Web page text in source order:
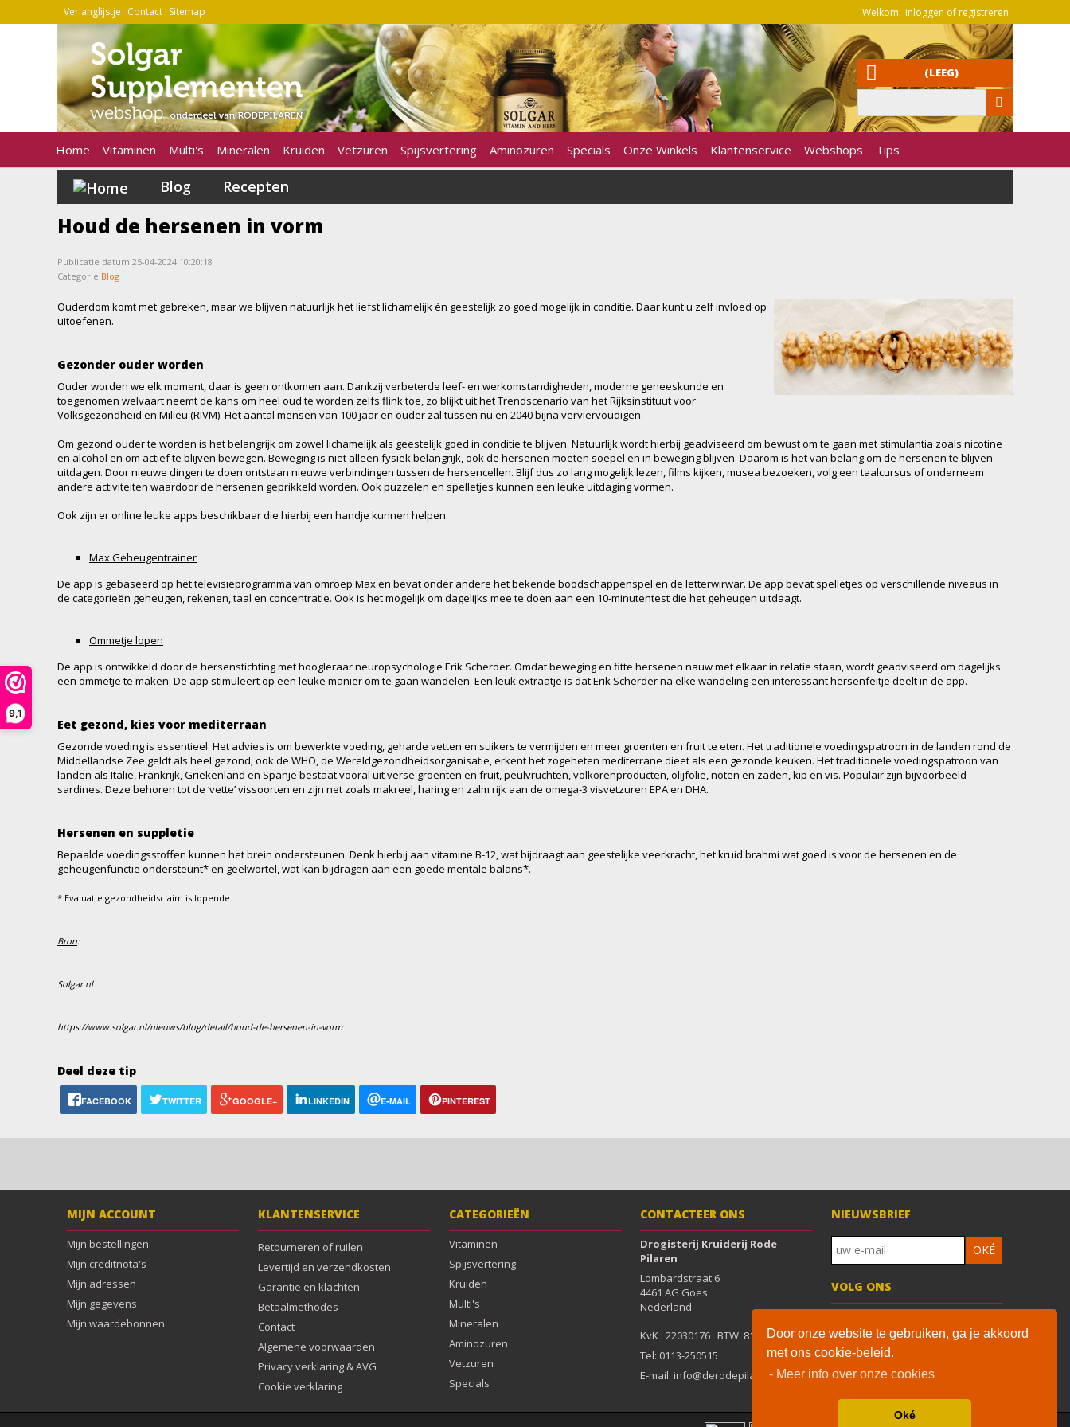
9,1
Door onze website te gebruiken, ga je akkoord
met ons cookie-beleid.
- Meer info over onze cookies
Oké
Verlanglijstje Contact Sitemap Welkom inloggen of registreren
(LEEG)
Home Vitaminen Multi's Mineralen Kruiden Vetzuren Spijsvertering Aminozuren Specials Onze Winkels Klantenservice Webshops Tips
Blog Recepten
Houd de hersenen in vorm
Publicatie datum 25-04-2024 10:20:18
Categorie Blog
Ouderdom komt met gebreken, maar we blijven natuurlijk het liefst lichamelijk én geestelijk zo goed mogelijk in conditie. Daar kunt u zelf invloed op
uitoefenen.
Gezonder ouder worden
Ouder worden we elk moment, daar is geen ontkomen aan. Dankzij verbeterde leef- en werkomstandigheden, moderne geneeskunde en
toegenomen welvaart neemt de kans om heel oud te worden zelfs flink toe, zo blijkt uit het Trendscenario van het Rijksinstituut voor
Volksgezondheid en Milieu (RIVM). Het aantal mensen van 100 jaar en ouder zal tussen nu en 2040 bijna verviervoudigen.
Om gezond ouder te worden is het belangrijk om zowel lichamelijk als geestelijk goed in conditie te blijven. Natuurlijk wordt hierbij geadviseerd om bewust om te gaan met stimulantia zoals nicotine
en alcohol en om actief te blijven bewegen. Beweging is niet alleen fysiek belangrijk, ook de hersenen moeten soepel en in beweging blijven. Daarom is het van belang om de hersenen te blijven
uitdagen. Door nieuwe dingen te doen ontstaan nieuwe verbindingen tussen de hersencellen. Blijf dus zo lang mogelijk lezen, films kijken, musea bezoeken, volg een taalcursus of onderneem
andere activiteiten waardoor de hersenen geprikkeld worden. Ook puzzelen en spelletjes kunnen een leuke uitdaging vormen.
Ook zijn er online leuke apps beschikbaar die hierbij een handje kunnen helpen:
Max Geheugentrainer
De app is gebaseerd op het televisieprogramma van omroep Max en bevat onder andere het bekende boodschappenspel en de letterwirwar. De app bevat spelletjes op verschillende niveaus in
de categorieën geheugen, rekenen, taal en concentratie. Ook is het mogelijk om dagelijks mee te doen aan een 10-minutentest die het geheugen uitdaagt.
Ommetje lopen
De app is ontwikkeld door de hersenstichting met hoogleraar neuropsychologie Erik Scherder. Omdat beweging en fitte hersenen nauw met elkaar in relatie staan, wordt geadviseerd om dagelijks
een ommetje te maken. De app stimuleert op een leuke manier om te gaan wandelen. Een leuk extraatje is dat Erik Scherder na elke wandeling een interessant hersenfeitje deelt in de app.
Eet gezond, kies voor mediterraan
Gezonde voeding is essentieel. Het advies is om bewerkte voeding, geharde vetten en suikers te vermijden en meer groenten en fruit te eten. Het traditionele voedingspatroon in de landen rond de
Middellandse Zee geldt als heel gezond; ook de WHO, de Wereldgezondheidsorganisatie, erkent het zogeheten mediterrane dieet als een gezonde keuken. Het traditionele voedingspatroon van
landen als Italië, Frankrijk, Griekenland en Spanje bestaat vooral uit verse groenten en fruit, peulvruchten, volkorenproducten, olijfolie, noten en zaden, kip en vis. Populair zijn bijvoorbeeld
sardines. Deze behoren tot de ‘vette’ vissoorten en zijn net zoals makreel, haring en zalm rijk aan de omega-3 visvetzuren EPA en DHA.
Hersenen en suppletie
Bepaalde voedingsstoffen kunnen het brein ondersteunen. Denk hierbij aan vitamine B-12, wat bijdraagt aan geestelijke veerkracht, het kruid brahmi wat goed is voor de hersenen en de
geheugenfunctie ondersteunt* en geelwortel, wat kan bijdragen aan een goede mentale balans*.
* Evaluatie gezondheidsclaim is lopende.
Bron:
Solgar.nl
https://www.solgar.nl/nieuws/blog/detail/houd-de-hersenen-in-vorm
Deel deze tip
FACEBOOK TWITTER GOOGLE+ LINKEDIN E-MAIL PINTEREST
MIJN ACCOUNT
Mijn bestellingen
Mijn creditnota's
Mijn adressen
Mijn gegevens
Mijn waardebonnen
KLANTENSERVICE
Retourneren of ruilen
Levertijd en verzendkosten
Garantie en klachten
Betaalmethodes
Contact
Algemene voorwaarden
Privacy verklaring & AVG
Cookie verklaring
NIEUWSBRIEF
VOLG ONS
CATEGORIEËN
Vitaminen
Spijsvertering
Kruiden
Multi's
Mineralen
Aminozuren
Vetzuren
Specials
CONTACTEER ONS
Drogisterij Kruiderij Rode
Pilaren
Lombardstraat 6
4461 AG Goes
Nederland
Tel: 0113-250515
E-mail: info@derodepilaren.nl
De waardering van www.solgar-
supplementen.nl/ bijWebwinkelKeur
Reviewsis 9.1/10 gebaseerd op 39
reviews.